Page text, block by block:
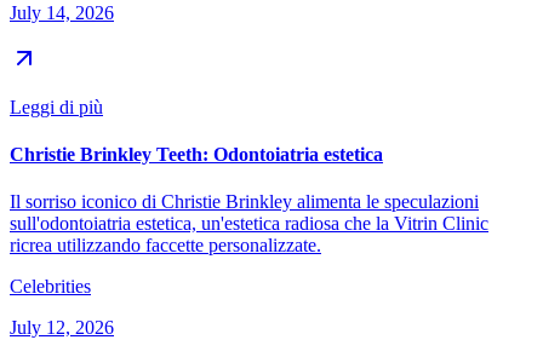
July 14, 2026
Leggi di più
Christie Brinkley Teeth: Odontoiatria estetica
Il sorriso iconico di Christie Brinkley alimenta le speculazioni
sull'odontoiatria estetica, un'estetica radiosa che la Vitrin Clinic
ricrea utilizzando faccette personalizzate.
Celebrities
July 12, 2026